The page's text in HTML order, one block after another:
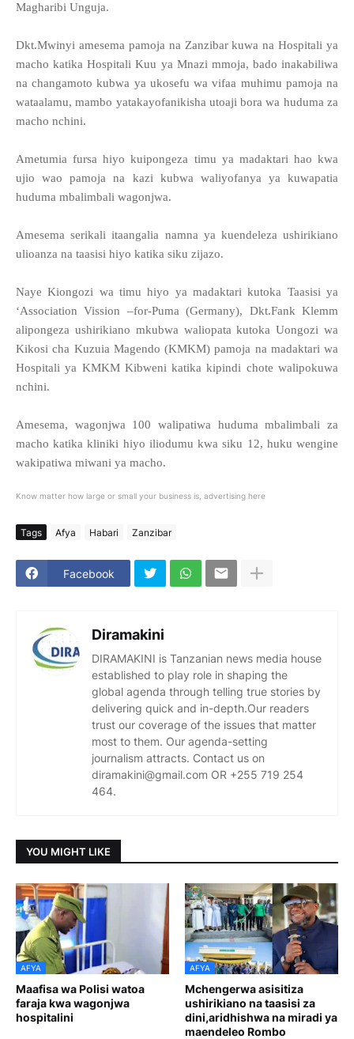
Magharibi Unguja.
Dkt.Mwinyi amesema pamoja na Zanzibar kuwa na Hospitali ya
macho katika Hospitali Kuu ya Mnazi mmoja, bado inakabiliwa
na changamoto kubwa ya ukosefu wa vifaa muhimu pamoja na
wataalamu, mambo yatakayofanikisha utoaji bora wa huduma za
macho nchini.
Ametumia fursa hiyo kuipongeza timu ya madaktari hao kwa
ujio wao pamoja na kazi kubwa waliyofanya ya kuwapatia
huduma mbalimbali wagonjwa.
Amesema serikali itaangalia namna ya kuendeleza ushirikiano
ulioanza na taasisi hiyo katika siku zijazo.
Naye Kiongozi wa timu hiyo ya madaktari kutoka Taasisi ya
‘Association Vission –for-Puma (Germany), Dkt.Fank Klemm
alipongeza ushirikiano mkubwa waliopata kutoka Uongozi wa
Kikosi cha Kuzuia Magendo (KMKM) pamoja na madaktari wa
Hospitali ya KMKM Kibweni katika kipindi chote walipokuwa
nchini.
Amesema, wagonjwa 100 walipatiwa huduma mbalimbali za
macho katika kliniki hiyo iliodumu kwa siku 12, huku wengine
wakipatiwa miwani ya macho.
Know matter how large or small your business is, advertising here
Tags Afya Habari Zanzibar
Facebook
Diramakini
DIRAMAKINI is Tanzanian news media house
established to play role in shaping the
global agenda through telling true stories by
delivering quick and in-depth.Our readers
trust our coverage of the issues that matter
most to them. Our agenda-setting
journalism attracts. Contact us on
diramakini@gmail.com OR +255 719 254
464.
YOU MIGHT LIKE
AFYA
Maafisa wa Polisi watoa
faraja kwa wagonjwa
hospitalini
AFYA
Mchengerwa asisitiza
ushirikiano na taasisi za
dini,aridhishwa na miradi ya
maendeleo Rombo